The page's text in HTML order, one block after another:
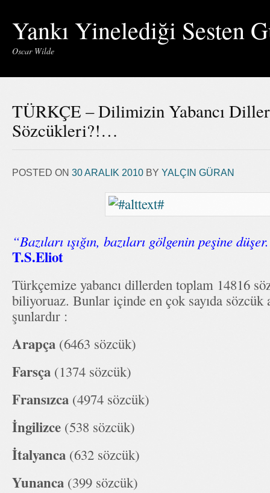
Yankı Yinelediği Sesten
Oscar Wilde
TÜRKÇE – Dilimizin Yabancı
Sözcükleri?!…
POSTED ON 30 ARALIK 2010 BY YALÇIN GÜRAN
“Bazıları ışığın, bazıları gölgenin peşine
T.S.Eliot
Türkçemize yabancı dillerden toplam 14816
biliyoruaz. Bunlar içinde en çok sayıda sözcük
şunlardır :
Arapça (6463 sözcük)
Farsça (1374 sözcük)
Fransızca (4974 sözcük)
İngilizce (538 sözcük)
İtalyanca (632 sözcük)
Yunanca (399 sözcük)